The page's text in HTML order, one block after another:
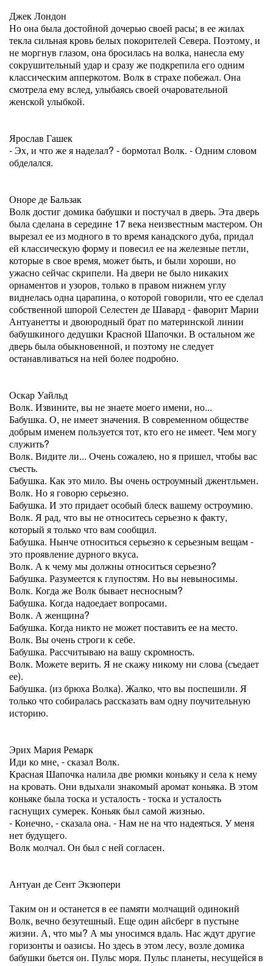
Джек Лондон
Но она была достойной дочерью своей расы; в ее жилах
текла сильная кровь белых покорителей Севера. Поэтому, и
не моргнув глазом, она бросилась на волка, нанесла ему
сокрушительный удар и сразу же подкрепила его одним
классическим апперкотом. Волк в страхе побежал. Она
смотрела ему вслед, улыбаясь своей очаровательной
женской улыбкой.
Ярослав Гашек
- Эх, и что же я наделал? - бормотал Волк. - Одним словом
обделался.
Оноре де Бальзак
Волк достиг домика бабушки и постучал в дверь. Эта дверь
была сделана в середине 17 века неизвестным мастером. Он
вырезал ее из модного в то время канадского дуба, придал
ей классическую форму и повесил ее на железные петли,
которые в свое время, может быть, и были хороши, но
ужасно сейчас скрипели. На двери не было никаких
орнаментов и узоров, только в правом нижнем углу
виднелась одна царапина, о которой говорили, что ее сделал
собственной шпорой Селестен де Шавард - фаворит Марии
Антуанетты и двоюродный брат по материнской линии
бабушкиного дедушки Красной Шапочки. В остальном же
дверь была обыкновенной, и поэтому не следует
останавливаться на ней более подробно.
Оскар Уайльд
Волк. Извините, вы не знаете моего имени, но...
Бабушка. О, не имеет значения. В современном обществе
добрым именем пользуется тот, кто его не имеет. Чем могу
служить?
Волк. Видите ли... Очень сожалею, но я пришел, чтобы вас
съесть.
Бабушка. Как это мило. Вы очень остроумный джентльмен.
Волк. Но я говорю серьезно.
Бабушка. И это придает особый блеск вашему остроумию.
Волк. Я рад, что вы не относитесь серьезно к факту,
который я только что вам сообщил.
Бабушка. Нынче относиться серьезно к серьезным вещам -
это проявление дурного вкуса.
Волк. А к чему мы должны относиться серьезно?
Бабушка. Разумеется к глупостям. Но вы невыносимы.
Волк. Когда же Волк бывает несносным?
Бабушка. Когда надоедает вопросами.
Волк. А женщина?
Бабушка. Когда никто не может поставить ее на место.
Волк. Вы очень строги к себе.
Бабушка. Рассчитываю на вашу скромность.
Волк. Можете верить. Я не скажу никому ни слова (съедает
ее).
Бабушка. (из брюха Волка). Жалко, что вы поспешили. Я
только что собиралась рассказать вам одну поучительную
историю.
Эрих Мария Ремарк
Иди ко мне, - сказал Волк.
Красная Шапочка налила две рюмки коньяку и села к нему
на кровать. Они вдыхали знакомый аромат коньяка. В этом
коньяке была тоска и усталость - тоска и усталость
гаснущих сумерек. Коньяк был самой жизнью.
- Конечно, - сказала она. - Нам не на что надеяться. У меня
нет будущего.
Волк молчал. Он был с ней согласен.
Антуан де Сент Экзюпери
Таким он и останется в ее памяти молчащий одинокий
Волк, вечно безутешный. Еще один айсберг в пустыне
жизни. А, что мы? А мы уносимся вдаль. Нас ждут другие
горизонты и оазисы. Но здесь в этом лесу, возле домика
бабушки бьется он. Пульс моря. Пульс планеты, несущейся в